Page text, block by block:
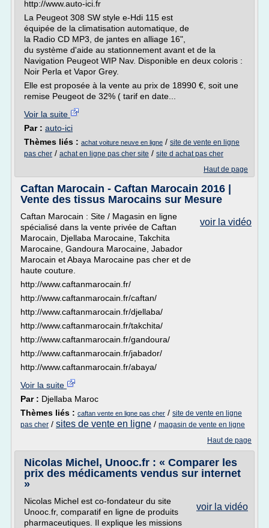
http://www.auto-ici.fr
La Peugeot 308 SW style e-Hdi 115 est
équipée de la climatisation automatique, de
la Radio CD MP3, de jantes en alliage 16",
du système d'aide au stationnement avant et de la
Navigation Peugeot WIP Nav. Disponible en deux coloris :
Noir Perla et Vapor Grey.
Elle est proposée à la vente au prix de 18990 €, soit une
remise Peugeot de 32% ( tarif en date...
Voir la suite
Par : auto-ici
Thèmes liés : achat voiture neuve en ligne / site de vente en ligne
pas cher / achat en ligne pas cher site / site d achat pas cher
Haut de page
Caftan Marocain - Caftan Marocain 2016 |
Vente des tissus Marocains sur Mesure
voir la vidéo
Caftan Marocain : Site / Magasin en ligne
spécialisé dans la vente privée de Caftan
Marocain, Djellaba Marocaine, Takchita
Marocaine, Gandoura Marocaine, Jabador
Marocain et Abaya Marocaine pas cher et de
haute couture.
http://www.caftanmarocain.fr/
http://www.caftanmarocain.fr/caftan/
http://www.caftanmarocain.fr/djellaba/
http://www.caftanmarocain.fr/takchita/
http://www.caftanmarocain.fr/gandoura/
http://www.caftanmarocain.fr/jabador/
http://www.caftanmarocain.fr/abaya/
Voir la suite
Par : Djellaba Maroc
Thèmes liés : caftan vente en ligne pas cher / site de vente en ligne
pas cher / sites de vente en ligne / magasin de vente en ligne
Haut de page
Nicolas Michel, Unooc.fr : « Comparer les
prix des médicaments vendus sur internet
»
voir la vidéo
Nicolas Michel est co-fondateur du site
Unooc.fr, comparatif en ligne de produits
pharmaceutiques. Il explique les missions